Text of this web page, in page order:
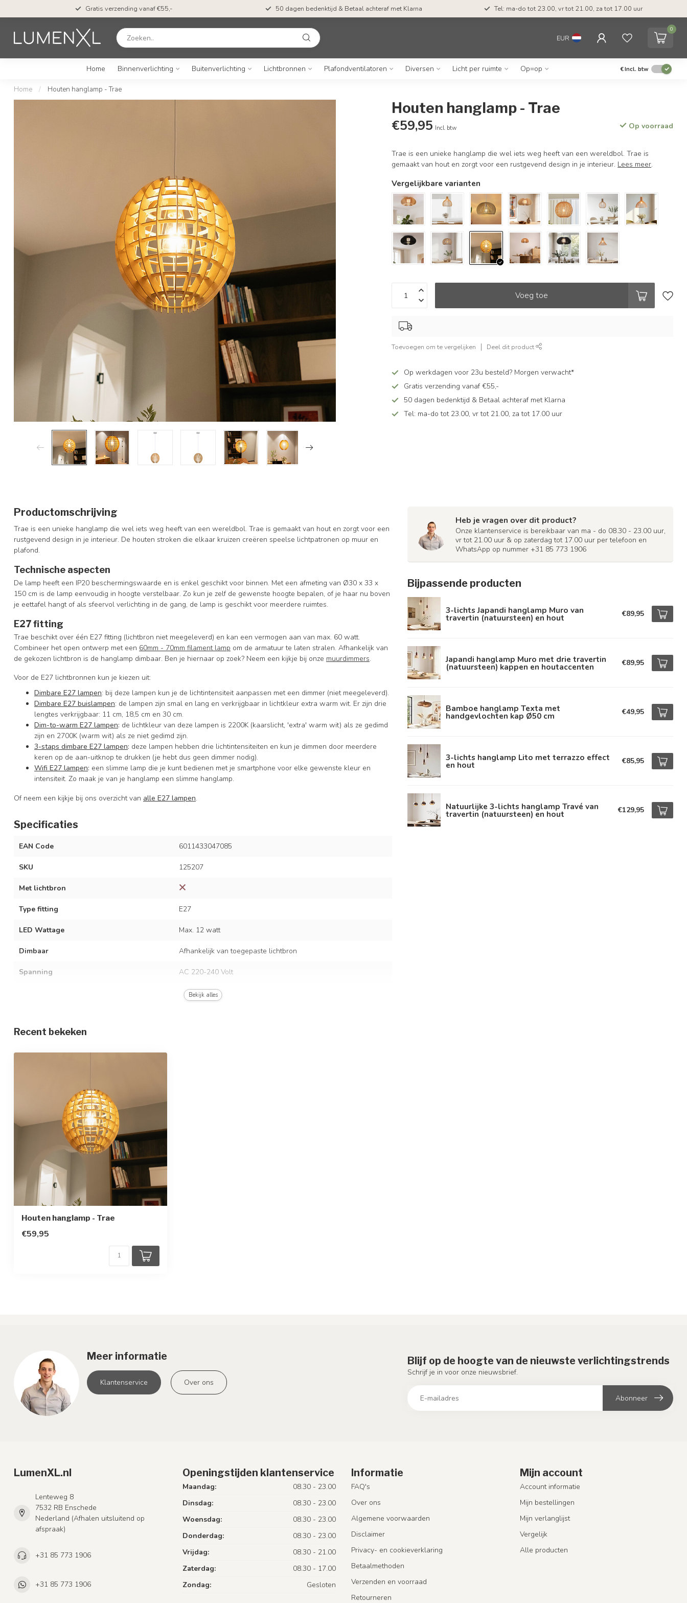
Gratis verzending vanaf €55,- 50 dagen bedenktijd & Betaal achteraf met Klarna Tel: ma-do tot 23.00, vr tot 21.00, za tot 17.00 uur
EUR
0
Home Binnenverlichting Buitenverlichting Lichtbronnen Plafondventilatoren Diversen Licht per ruimte Op=op €Incl. btw
Home / Houten hanglamp - Trae
Houten hanglamp - Trae
€59,95 Incl. btw Op voorraad
Trae is een unieke hanglamp die wel iets weg heeft van een wereldbol. Trae is
gemaakt van hout en zorgt voor een rustgevend design in je interieur. Lees meer.
Vergelijkbare varianten
Voeg toe
Toevoegen om te vergelijken Deel dit product
Op werkdagen voor 23u besteld? Morgen verwacht*
Gratis verzending vanaf €55,-
50 dagen bedenktijd & Betaal achteraf met Klarna
Tel: ma-do tot 23.00, vr tot 21.00, za tot 17.00 uur
Productomschrijving
Trae is een unieke hanglamp die wel iets weg heeft van een wereldbol. Trae is gemaakt van hout en zorgt voor een
rustgevend design in je interieur. De houten stroken die elkaar kruizen creëren speelse lichtpatronen op muur en
plafond.
Technische aspecten
De lamp heeft een IP20 beschermingswaarde en is enkel geschikt voor binnen. Met een afmeting van Ø30 x 33 x
150 cm is de lamp eenvoudig in hoogte verstelbaar. Zo kun je zelf de gewenste hoogte bepalen, of je haar nu boven
je eettafel hangt of als sfeervol verlichting in de gang, de lamp is geschikt voor meerdere ruimtes.
E27 fitting
Trae beschikt over één E27 fitting (lichtbron niet meegeleverd) en kan een vermogen aan van max. 60 watt.
Combineer het open ontwerp met een 60mm - 70mm filament lamp om de armatuur te laten stralen. Afhankelijk van
de gekozen lichtbron is de hanglamp dimbaar. Ben je hiernaar op zoek? Neem een kijkje bij onze muurdimmers.
Voor de E27 lichtbronnen kun je kiezen uit:
Dimbare E27 lampen: bij deze lampen kun je de lichtintensiteit aanpassen met een dimmer (niet meegeleverd).
Dimbare E27 buislampen: de lampen zijn smal en lang en verkrijgbaar in lichtkleur extra warm wit. Er zijn drie
lengtes verkrijgbaar: 11 cm, 18,5 cm en 30 cm.
Dim-to-warm E27 lampen: de lichtkleur van deze lampen is 2200K (kaarslicht, 'extra' warm wit) als ze gedimd
zijn en 2700K (warm wit) als ze niet gedimd zijn.
3-staps dimbare E27 lampen: deze lampen hebben drie lichtintensiteiten en kun je dimmen door meerdere
keren op de aan-uitknop te drukken (je hebt dus geen dimmer nodig).
Wifi E27 lampen: een slimme lamp die je kunt bedienen met je smartphone voor elke gewenste kleur en
intensiteit. Zo maak je van je hanglamp een slimme hanglamp.
Of neem een kijkje bij ons overzicht van alle E27 lampen.
Specificaties
EAN Code 6011433047085
SKU 125207
Met lichtbron
Type fitting E27
LED Wattage Max. 12 watt
Dimbaar Afhankelijk van toegepaste lichtbron
Spanning AC 220-240 Volt
50/60 Hz
Materiaal
Afmetingen
Beschermingsgraad
Beschermingsklasse
Bekijk alles
Heb je vragen over dit product?
Onze klantenservice is bereikbaar van ma - do 08.30 - 23.00 uur,
vr tot 21.00 uur & op zaterdag tot 17.00 uur per telefoon en
WhatsApp op nummer +31 85 773 1906
Bijpassende producten
3-lichts Japandi hanglamp Muro van
travertin (natuursteen) en hout €89,95
Japandi hanglamp Muro met drie travertin
(natuursteen) kappen en houtaccenten €89,95
Bamboe hanglamp Texta met
handgevlochten kap Ø50 cm €49,95
3-lichts hanglamp Lito met terrazzo effect
en hout €85,95
Natuurlijke 3-lichts hanglamp Travé van
travertin (natuursteen) en hout €129,95
Recent bekeken
Houten hanglamp - Trae
€59,95
Meer informatie
Klantenservice Over ons
Blijf op de hoogte van de nieuwste verlichtingstrends
Schrijf je in voor onze nieuwsbrief.
Abonneer
LumenXL.nl
Lenteweg 8
7532 RB Enschede
Nederland (Afhalen uitsluitend op
afspraak)
+31 85 773 1906
+31 85 773 1906
Openingstijden klantenservice
Maandag:
08.30 - 23.00
Dinsdag:
08.30 - 23.00
Woensdag:
08.30 - 23.00
Donderdag:
08.30 - 23.00
Vrijdag:
08.30 - 21.00
Zaterdag:
08.30 - 17.00
Zondag:
Gesloten
Informatie
FAQ's
Over ons
Algemene voorwaarden
Disclaimer
Privacy- en cookieverklaring
Betaalmethoden
Verzenden en voorraad
Retourneren
Mijn account
Account informatie
Mijn bestellingen
Mijn verlanglijst
Vergelijk
Alle producten